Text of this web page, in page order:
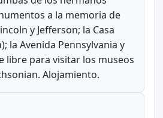
a la memoria de
y Jefferson; la Casa
la Avenida Pennsylvania y
libre para visitar los museos
Alojamiento.